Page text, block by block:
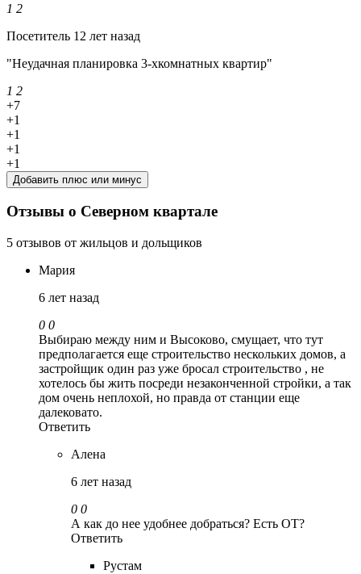
1 2
Посетитель 12 лет назад
"Неудачная планировка 3-хкомнатных квартир"
1 2
+7
+1
+1
+1
+1
Добавить плюс или минус
Отзывы о Северном квартале
5 отзывов от жильцов и дольщиков
Мария
6 лет назад
0 0
Выбираю между ним и Высоково, смущает, что тут
предполагается еще строительство нескольких домов, а
застройщик один раз уже бросал строительство , не
хотелось бы жить посреди незаконченной стройки, а так
дом очень неплохой, но правда от станции еще
далековато.
Ответить
Алена
6 лет назад
0 0
А как до нее удобнее добраться? Есть ОТ?
Ответить
Рустам